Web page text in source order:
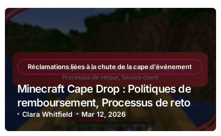
Réclamations liées à la chute de la cape d'événement
Minecraft Cape Drop : Politiques de
remboursement, Processus de retour,
Service client
Clara Whitfield Mar 12, 2026